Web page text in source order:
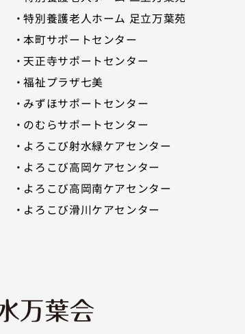
特別養護老人ホーム 足立万葉苑
本町サポートセンター
天正寺サポートセンター
福祉プラザ七美
みずほサポートセンター
のむらサポートセンター
よろこび射水緑ケアセンター
よろこび高岡ケアセンター
よろこび高岡南ケアセンター
よろこび滑川ケアセンター